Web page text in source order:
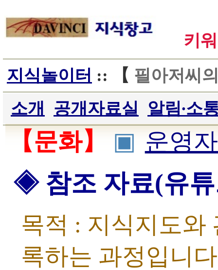
키
지식놀이터 :: 【 필아저씨
소개
공개자료실 알림∙소
【문화】 ▣ 운영
◈ 참조 자료(유
목적 : 지식지도와
록하는 과정입니